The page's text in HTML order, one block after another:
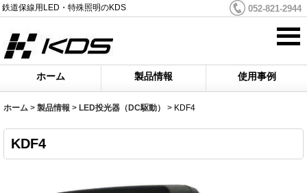
鉄道保線用LED・特殊照明のKDS 052-821-2944
ホーム 製品情報 使用事例
ホーム > 製品情報 > LED投光器（DC駆動） > KDF4
KDF4